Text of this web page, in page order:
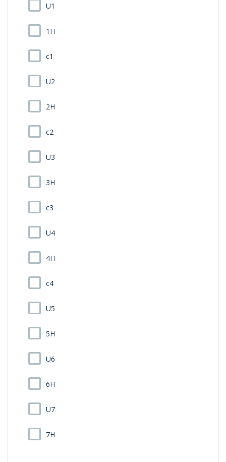
U1
1H
c1
U2
2H
c2
U3
3H
c3
U4
4H
c4
U5
5H
U6
6H
U7
7H